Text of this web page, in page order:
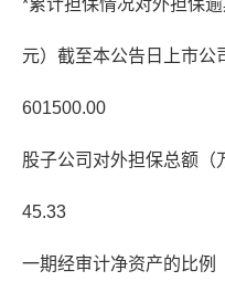
*累计担保情况对外担保
元）截至本公告日上市公
601500.00
股子公司对外担保总额（
45.33
一期经审计净资产的比例